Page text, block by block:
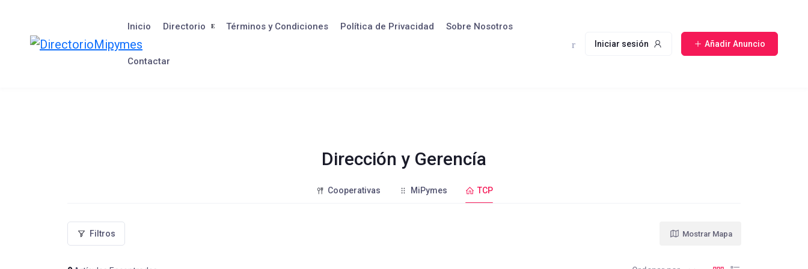
contenido
Inicio Directorio Términos y Condiciones Política de Privacidad Sobre Nosotros
Contactar
Iniciar sesión Añadir Anuncio
Dirección y Gerencía
Cooperativas MiPymes TCP
Filtros Mostrar Mapa